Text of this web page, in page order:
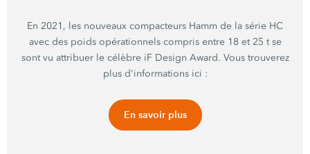
En 2021, les nouveaux compacteurs Hamm de la série HC
avec des poids opérationnels compris entre 18 et25 tse
sont vu attribuer le célèbre iF Design Award. Vous trouverez
plus d'informations ici :
En savoir plus